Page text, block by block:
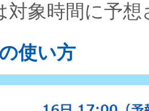
対象時間に予
使い方